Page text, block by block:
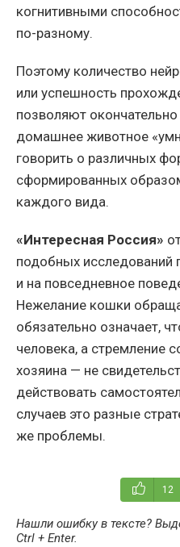
когнитивными
по-разному.
Поэтому количество
или успешность
позволяют
домашнее животное
говорить о различных
сформированных
каждого вида.
«Интересная Россия»
подобных исследований
и на повседневное
Нежелание кошки
обязательно означает,
человека, а стремление
хозяина — не
действовать
случаев это разные
же проблемы.
12
Нашли ошибку в тексте?
Ctrl + Enter.